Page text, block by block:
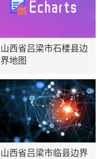
山西省吕梁市石楼县边
界地图
山西省吕梁市临县边界